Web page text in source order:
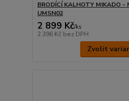
BRODÍCÍ KALHOTY MIKADO -
UMSN02
2 899 Kč/ks
2 396 Kč bez DPH
Zvolit